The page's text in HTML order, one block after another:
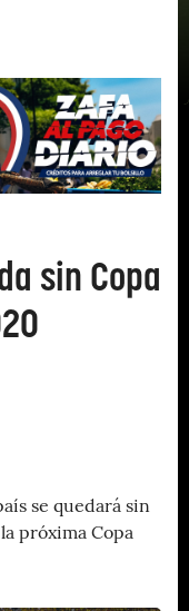
sin Copa
se quedará sin
próxima Copa